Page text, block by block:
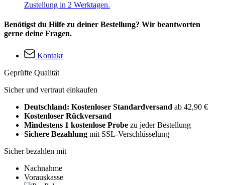
Zustellung in 2 Werktagen.
Benötigst du Hilfe zu deiner Bestellung? Wir beantworten
gerne deine Fragen.
Kontakt
Geprüfte Qualität
Sicher und vertraut einkaufen
Deutschland: Kostenloser Standardversand ab 42,90 €
Kostenloser Rückversand
Mindestens 1 kostenlose Probe zu jeder Bestellung
Sichere Bezahlung mit SSL-Verschlüsselung
Sicher bezahlen mit
Nachnahme
Vorauskasse